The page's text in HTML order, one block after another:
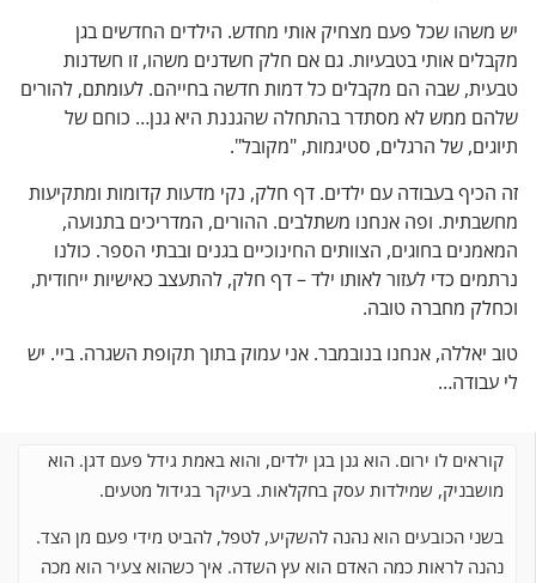
שכל פעם מצחיק אותי מחדש. הילדים החדשים בגן
אותי בטבעיות. גם אם חלק חשדנים משהו, זו חשדנות
שבה הם מקבלים כל דמות חדשה בחייהם. לעומתם, להורים
ממש לא מסתדר בהתחלה שהגננת היא גנן… כוחם של
של הרגלים, סטיגמות, "מקובל".
בעבודה עם ילדים. דף חלק, נקי מדעות קדומות ומתקיעות
ופה אנחנו משתלבים. ההורים, המדריכים בתנועה,
בחוגים, הצוותים החינוכיים בגנים ובבתי הספר. כולנו
כדי לעזור לאותו ילד – דף חלק, להתעצב כאישיות ייחודית,
מחברה טובה.
אנחנו בנובמבר. אני עמוק בתוך תקופת השגרה. ביי. יש
לו ירום. הוא גנן בגן ילדים, והוא באמת גידל פעם דגן. הוא
שמילדות עסק בחקלאות. בעיקר בגידול מטעים.
הכובעים הוא נהנה להשקיע, לטפל, להביט מידי פעם מן הצד.
לראות כמה האדם הוא עץ השדה. איך כשהוא צעיר הוא מכה